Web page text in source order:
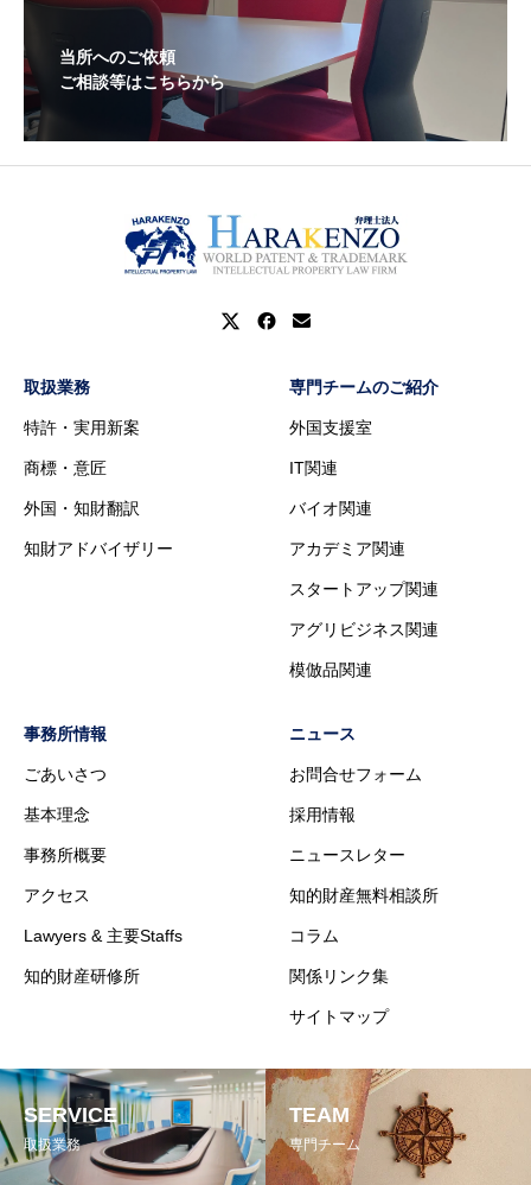
当所へのご依頼
ご相談等はこちらから
取扱業務
特許・実用新案
商標・意匠
外国・知財翻訳
知財アドバイザリー
専門チームのご紹介
外国支援室
IT関連
バイオ関連
アカデミア関連
スタートアップ関連
アグリビジネス関連
模倣品関連
事務所情報
ごあいさつ
基本理念
事務所概要
アクセス
Lawyers & 主要Staffs
知的財産研修所
ニュース
お問合せフォーム
採用情報
ニュースレター
知的財産無料相談所
コラム
関係リンク集
サイトマップ
SERVICE
取扱業務
TEAM
専門チーム